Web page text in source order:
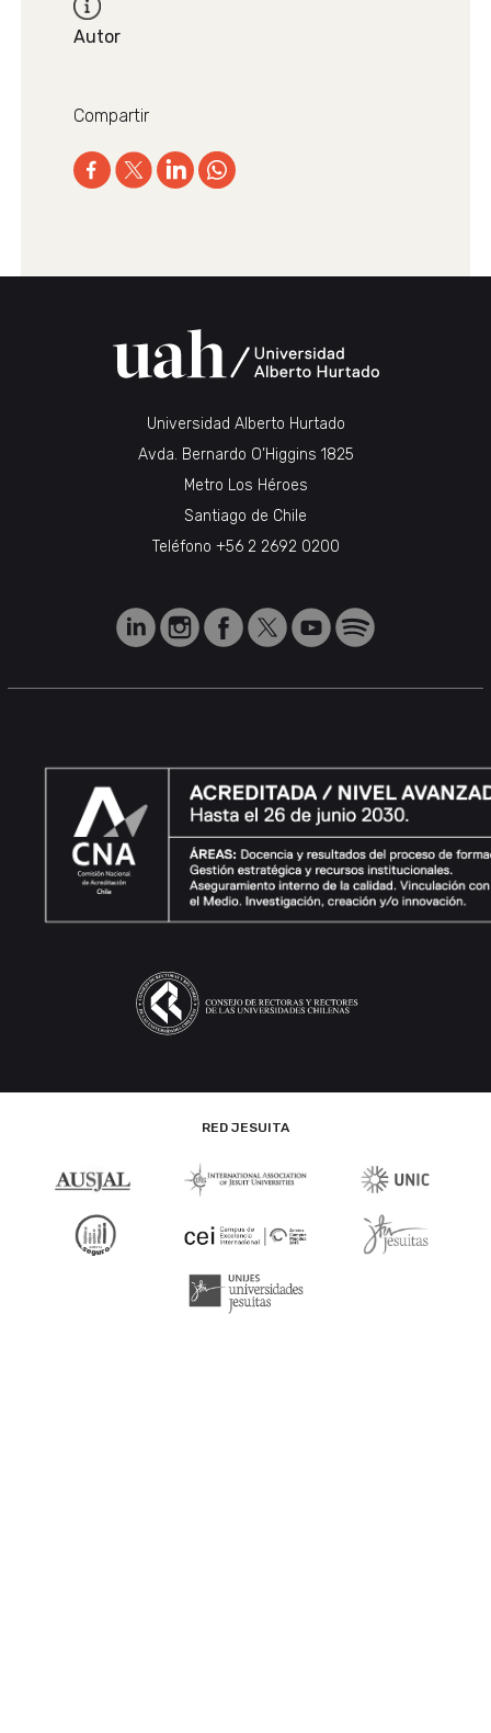
Autor
Compartir
Universidad Alberto Hurtado
Avda. Bernardo O’Higgins 1825
Metro Los Héroes
Santiago de Chile
Teléfono +56 2 2692 0200
RED JESUITA